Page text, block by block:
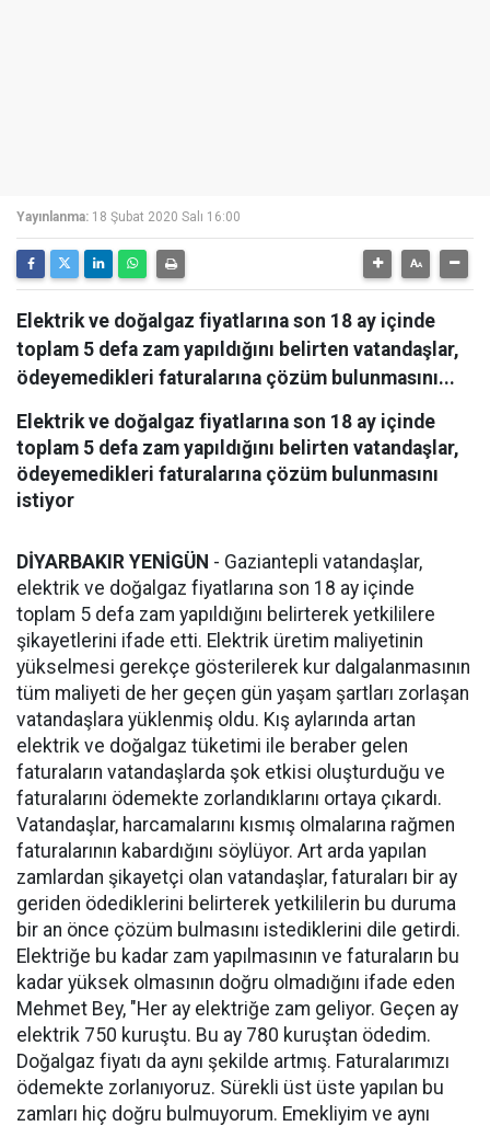
Yayınlanma: 18 Şubat 2020 Salı 16:00
​Elektrik ve doğalgaz fiyatlarına son 18 ay içinde
toplam 5 defa zam yapıldığını belirten vatandaşlar,
ödeyemedikleri faturalarına çözüm bulunmasını...
​Elektrik ve doğalgaz fiyatlarına son 18 ay içinde
toplam 5 defa zam yapıldığını belirten vatandaşlar,
ödeyemedikleri faturalarına çözüm bulunmasını
istiyor
DİYARBAKIR YENİGÜN - Gaziantepli vatandaşlar,
elektrik ve doğalgaz fiyatlarına son 18 ay içinde
toplam 5 defa zam yapıldığını belirterek yetkililere
şikayetlerini ifade etti. Elektrik üretim maliyetinin
yükselmesi gerekçe gösterilerek kur dalgalanmasının
tüm maliyeti de her geçen gün yaşam şartları zorlaşan
vatandaşlara yüklenmiş oldu. Kış aylarında artan
elektrik ve doğalgaz tüketimi ile beraber gelen
faturaların vatandaşlarda şok etkisi oluşturduğu ve
faturalarını ödemekte zorlandıklarını ortaya çıkardı.
Vatandaşlar, harcamalarını kısmış olmalarına rağmen
faturalarının kabardığını söylüyor. Art arda yapılan
zamlardan şikayetçi olan vatandaşlar, faturaları bir ay
geriden ödediklerini belirterek yetkililerin bu duruma
bir an önce çözüm bulmasını istediklerini dile getirdi.
Elektriğe bu kadar zam yapılmasının ve faturaların bu
kadar yüksek olmasının doğru olmadığını ifade eden
Mehmet Bey, "Her ay elektriğe zam geliyor. Geçen ay
elektrik 750 kuruştu. Bu ay 780 kuruştan ödedim.
Doğalgaz fiyatı da aynı şekilde artmış. Faturalarımızı
ödemekte zorlanıyoruz. Sürekli üst üste yapılan bu
zamları hiç doğru bulmuyorum. Emekliyim ve aynı